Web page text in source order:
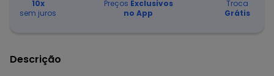
10x
sem juros
Preços Exclusivos
no App
Troca
Grátis
Descrição